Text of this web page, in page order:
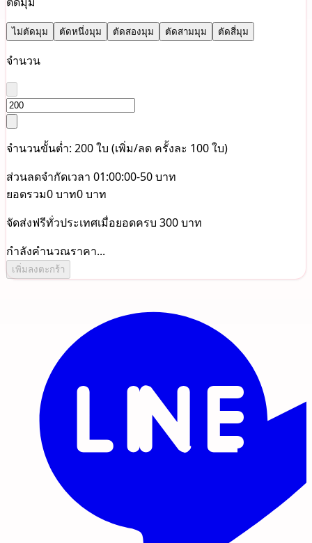
ไม่ตัดมุม ตัดหนึ่งมุม ตัดสองมุม ตัดสามมุม ตัดสี่มุม
จำนวน
จำนวนขั้นต่ำ: 200 ใบ (เพิ่ม/ลด ครั้งละ 100 ใบ)
ส่วนลดจำกัดเวลา 01:00:00-50 บาท
ยอดรวม0 บาท0 บาท
จัดส่งฟรีทั่วประเทศเมื่อยอดครบ 300 บาท
กำลังคำนวณราคา...
เพิ่มลงตะกร้า